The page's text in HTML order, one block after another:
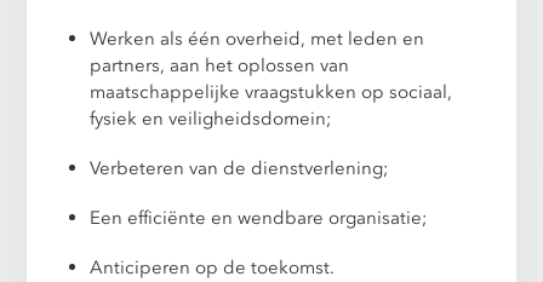
Werken als één overheid, met leden en
partners, aan het oplossen van
maatschappelijke vraagstukken op sociaal,
fysiek en veiligheidsdomein;
Verbeteren van de dienstverlening;
Een efficiënte en wendbare organisatie;
Anticiperen op de toekomst.